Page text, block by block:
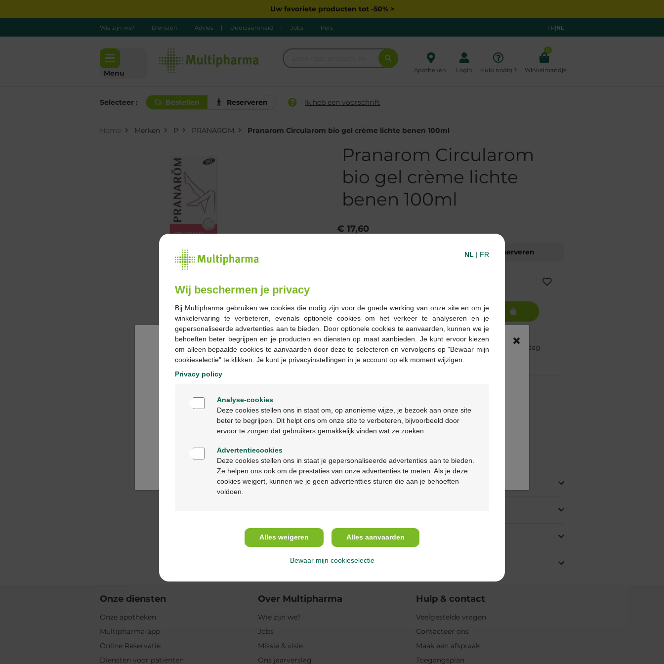
Uw favoriete producten tot -50% >
Wie zijn we? | Diensten | Advies | Duurzaamheid | Jobs | Pers FR|NL
Menu Apotheken Login Hulp nodig ?
0
Winkelmandje
Selecteer : Bestellen Reserveren Ik heb een voorschrift
Home Merken P PRANAROM Pranarom Circularom bio gel crème lichte benen 100ml
Pranarom Circularom
bio gel crème lichte
benen 100ml
€ 17,60
Reserveren
- + In winkelmandje
Max. aantal = 3
Op werkdagen vóór 12u besteld, volgende werkdag
geleverd
Veiligbetalen
Klantendienstvia chat ofcontactformulier
Productbeschrijving
Beschrijving
Gebruik
Ingrediënten
Onze diensten
Onze apotheken
Multipharma-app
Online Reservatie
Diensten voor patiënten
Over Multipharma
Wie zijn we?
Jobs
Missie & visie
Ons jaarverslag
Hulp & contact
Veelgestelde vragen
Contacteer ons
Maak een afspraak
Toegangsplan
×
Ga verder in het nederlands
NL | FR
Wij beschermen je privacy
Bij Multipharma gebruiken we cookies die nodig zijn voor de goede werking van onze site en om je
winkelervaring te verbeteren, evenals optionele cookies om het verkeer te analyseren en je
gepersonaliseerde advertenties aan te bieden. Door optionele cookies te aanvaarden, kunnen we je
behoeften beter begrijpen en je producten en diensten op maat aanbieden. Je kunt ervoor kiezen
om alleen bepaalde cookies te aanvaarden door deze te selecteren en vervolgens op "Bewaar mijn
cookieselectie" te klikken. Je kunt je privacyinstellingen in je account op elk moment wijzigen.
Privacy policy
Analyse-cookies
Deze cookies stellen ons in staat om, op anonieme wijze, je bezoek aan onze site
beter te begrijpen. Dit helpt ons om onze site te verbeteren, bijvoorbeeld door
ervoor te zorgen dat gebruikers gemakkelijk vinden wat ze zoeken.
Advertentiecookies
Deze cookies stellen ons in staat je gepersonaliseerde advertenties aan te bieden.
Ze helpen ons ook om de prestaties van onze advertenties te meten. Als je deze
cookies weigert, kunnen we je geen advertentties sturen die aan je behoeften
voldoen.
Alles weigeren Alles aanvaarden
Bewaar mijn cookieselectie